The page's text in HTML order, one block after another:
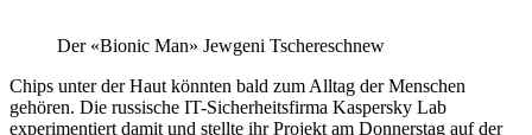
Der «Bionic Man» Jewgeni Tschereschnew
Chips unter der Haut könnten bald zum Alltag der Menschen
gehören. Die russische IT-Sicherheitsfirma Kaspersky Lab
experimentiert damit und stellte ihr Projekt am Donnerstag auf der